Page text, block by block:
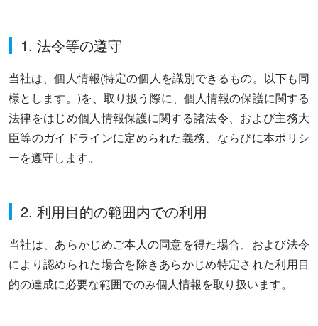
1. 法令等の遵守
当社は、個人情報(特定の個人を識別できるもの。以下も同
様とします。)を、取り扱う際に、個人情報の保護に関する
法律をはじめ個人情報保護に関する諸法令、および主務大
臣等のガイドラインに定められた義務、ならびに本ポリシ
ーを遵守します。
2. 利用目的の範囲内での利用
当社は、あらかじめご本人の同意を得た場合、および法令
により認められた場合を除きあらかじめ特定された利用目
的の達成に必要な範囲でのみ個人情報を取り扱います。